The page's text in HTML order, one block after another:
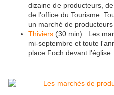
dizaine de producteurs,
de l’office du Tourisme.
un marché de
Thiviers (30 min) : Les
mi-septembre et toute
place Foch devant l'église.